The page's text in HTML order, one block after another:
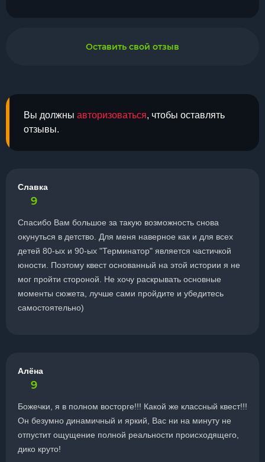
Вы должны авторизоваться, чтобы оставлять
отзывы.
Славка
9
Спасибо Вам большое за такую возможность снова
окунуться в детство. Для меня наверное как и для всех
детей 80-ых и 90-ых "Терминатор" является частичкой
юности. Поэтому квест основанный на этой истории я не
мог пройти стороной. Не хочу раскрывать основные
моменты сюжета, лучше сами пройдите и убедитесь
самостоятельно)
Алёна
9
Божечки, я в полном восторге!!! Какой же классный квест!!!
Он безумно динамичный и яркий, Вас ни на минуту не
отпустит ощущение полной реальности происходящего,
дико круто!
Оставить свой отзыв